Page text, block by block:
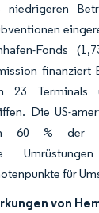
Fonds
finanziert
23 Terminals
Die US-
60 % der
für
von